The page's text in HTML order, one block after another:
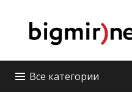
Все категории